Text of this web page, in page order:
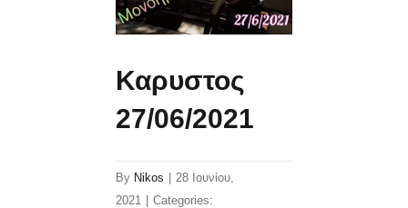
Καρυστος
27/06/2021
By Nikos | 28 Ιουνίου,
2021 | Categories: